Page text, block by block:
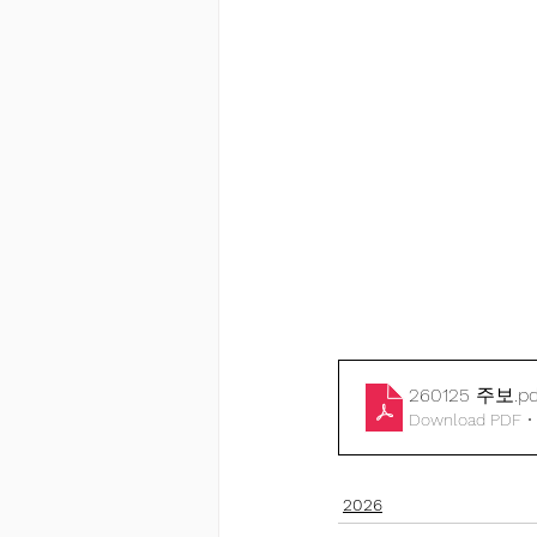
260125 주보
Download PDF •
2026